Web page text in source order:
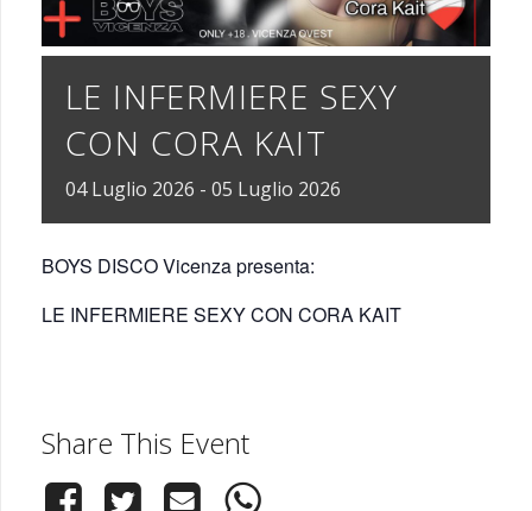
LE INFERMIERE SEXY
CON CORA KAIT
04 Luglio 2026 - 05 Luglio 2026
BOYS DISCO Vicenza presenta:
LE INFERMIERE SEXY CON CORA KAIT
Share This Event